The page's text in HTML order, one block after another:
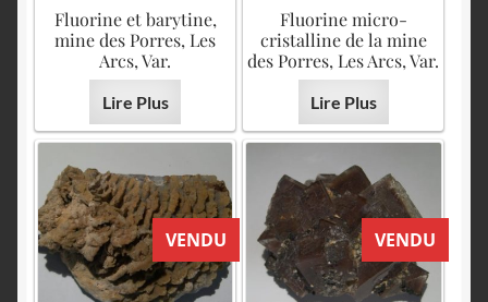
Fluorine et barytine,
mine des Porres, Les
Arcs, Var.
Lire Plus
Fluorine micro-
cristalline de la mine
des Porres, Les Arcs, Var.
Lire Plus
VENDU VENDU